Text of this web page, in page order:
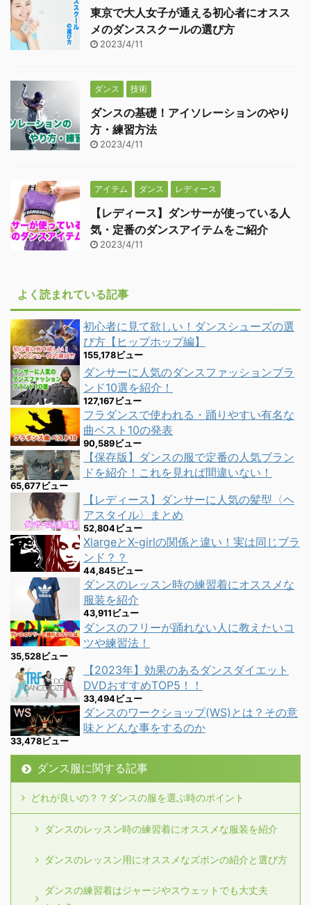
東京で大人女子が通える初心者にオスス
メのダンススクールの選び方
2023/4/11
ダンス 技術
ダンスの基礎！アイソレーションのやり
方・練習方法
2023/4/11
アイテム ダンス レディース
【レディース】ダンサーが使っている人
気・定番のダンスアイテムをご紹介
2023/4/11
よく読まれている記事
初心者に見て欲しい！ダンスシューズの選
び方【ヒップホップ編】
155,178ビュー
ダンサーに人気のダンスファッションブラ
ンド10選を紹介！
127,167ビュー
フラダンスで使われる・踊りやすい有名な
曲ベスト10の発表
90,589ビュー
【保存版】ダンスの服で定番の人気ブラン
ドを紹介！これを見れば間違いない！
65,677ビュー
【レディース】ダンサーに人気の髪型〈ヘ
アスタイル〉まとめ
52,804ビュー
XlargeとX-girlの関係と違い！実は同じブラ
ンド？？
44,845ビュー
ダンスのレッスン時の練習着にオススメな
服装を紹介
43,911ビュー
ダンスのフリーが踊れない人に教えたいコ
ツや練習法！
35,528ビュー
【2023年】効果のあるダンスダイエット
DVDおすすめTOP5！！
33,494ビュー
ダンスのワークショップ(WS)とは？その意
味とどんな事をするのか
33,478ビュー
ダンス服に関する記事
どれが良いの？？ダンスの服を選ぶ時のポイント
ダンスのレッスン時の練習着にオススメな服装を紹介
ダンスのレッスン用にオススメなズボンの紹介と選び方
ダンスの練習着はジャージやスウェットでも大丈夫